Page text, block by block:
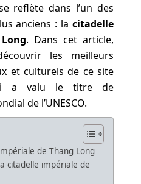
reflète dans l’un des
anciens : la citadelle
. Dans cet article,
les meilleurs
et culturels de ce site
a valu le titre de
de l’UNESCO.
de Thang Long
citadelle impériale de